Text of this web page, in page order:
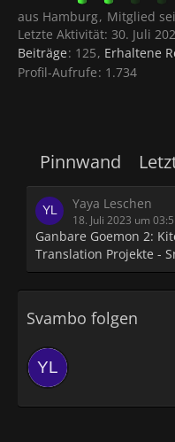
aus Hamburg Mitglied
Letzte Aktivität: 30. Juli
Beiträge 125 Erhaltene
Profil-Aufrufe 1.734
Pinnwand
Yaya Leschen
18. Juli 2023 um
Ganbare Goemon 2:
Translation Projekte -
Svambo folgen